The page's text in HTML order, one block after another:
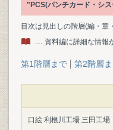
"PCS(パンチカード・シ
目次は見出しの階層(編・
… 資料編に詳細な情報
第1階層まで 第2階層
口絵 利根川工場 三田工場